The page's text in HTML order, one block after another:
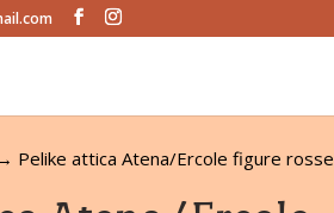
→ Pelike attica Atena/Ercole figure rosse